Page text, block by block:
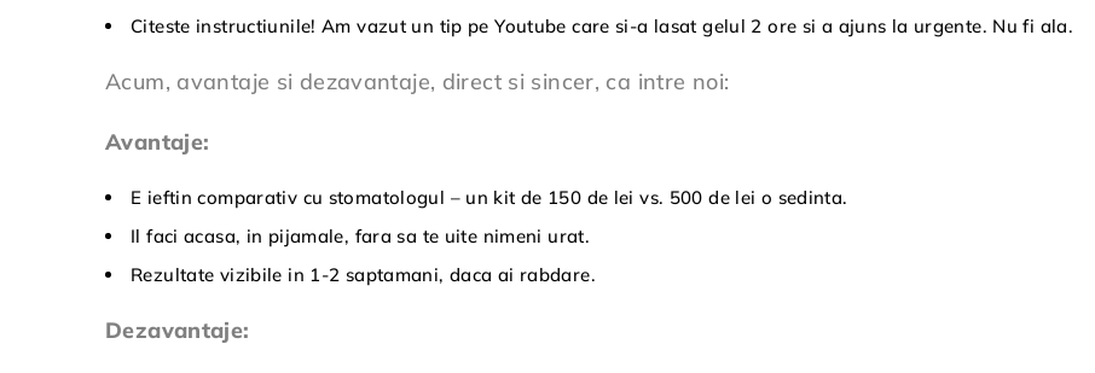
Citeste instructiunile! Am vazut un tip pe Youtube care si-a lasat gelul 2 ore si a ajuns la urgente. Nu fi ala.
Acum, avantaje si dezavantaje, direct si sincer, ca intre noi:
Avantaje:
E ieftin comparativ cu stomatologul – un kit de 150 de lei vs. 500 de lei o sedinta.
Il faci acasa, in pijamale, fara sa te uite nimeni urat.
Rezultate vizibile in 1-2 saptamani, daca ai rabdare.
Dezavantaje: